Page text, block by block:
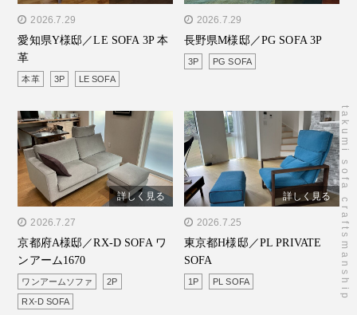
takumi sofa craftsmanship
" alt="愛知県Y様邸／LE
SOFA 3P 本革"/>
2026.7.29
愛知県Y様邸／LE SOFA 3P 本
革
本革 3P LE SOFA
" alt="長野県M様邸／PG
SOFA 3P"/>
2026.7.29
長野県M様邸／PG SOFA 3P
3P PG SOFA
" alt="京都府A様邸／RX-D
SOFA ワンアーム1670"/>
詳しく見る
2026.7.27
京都府A様邸／RX-D SOFA ワ
ンアーム1670
ワンアームソファ 2P
RX-D SOFA
" alt="東京都H様邸／PL
PRIVATE SOFA"/>
詳しく見る
2026.7.25
東京都H様邸／PL PRIVATE
SOFA
1P PL SOFA